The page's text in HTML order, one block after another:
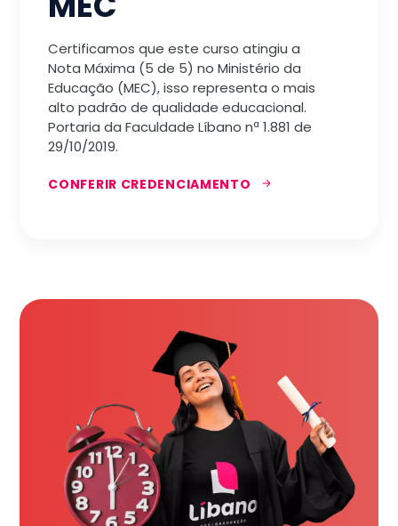
Certificamos que este curso atingiu a
Nota Máxima (5 de 5) no Ministério da
Educação (MEC), isso representa o mais
alto padrão de qualidade educacional.
Portaria da Faculdade Líbano nª 1.881 de
29/10/2019.
CONFERIR CREDENCIAMENTO